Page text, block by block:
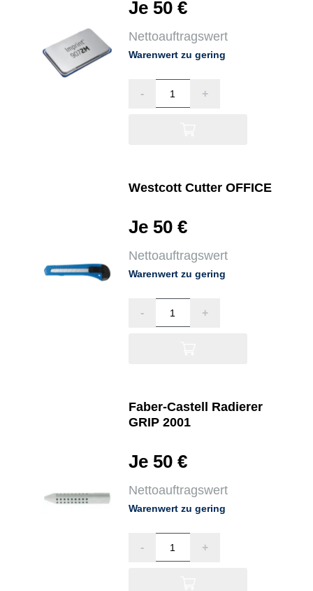
Je 50 €
Nettoauftragswert
Warenwert zu gering
- +
Westcott Cutter OFFICE
Je 50 €
Nettoauftragswert
Warenwert zu gering
- +
Faber-Castell Radierer
GRIP 2001
Je 50 €
Nettoauftragswert
Warenwert zu gering
- +